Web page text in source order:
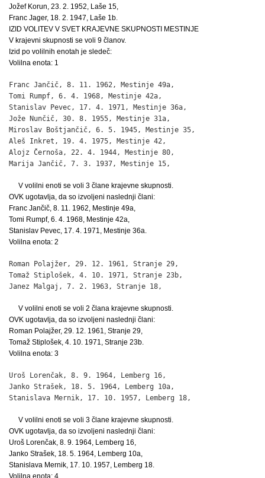
Jožef Korun, 23. 2. 1952, Laše 15,
Franc Jager, 18. 2. 1947, Laše 1b.
IZID VOLITEV V SVET KRAJEVNE SKUPNOSTI MESTINJE
V krajevni skupnosti se voli 9 članov.
Izid po volilnih enotah je sledeč:
Volilna enota: 1
Franc Jančič, 8. 11. 1962, Mestinje 49a,
Tomi Rumpf, 6. 4. 1968, Mestinje 42a,
Stanislav Pevec, 17. 4. 1971, Mestinje 36a,
Jože Nunčič, 30. 8. 1955, Mestinje 31a,
Miroslav Boštjančič, 6. 5. 1945, Mestinje 35,
Aleš Inkret, 19. 4. 1975, Mestinje 42,
Alojz Černoša, 22. 4. 1944, Mestinje 80,
Marija Jančič, 7. 3. 1937, Mestinje 15,
V volilni enoti se voli 3 člane krajevne skupnosti.
OVK ugotavlja, da so izvoljeni naslednji člani:
Franc Jančič, 8. 11. 1962, Mestinje 49a,
Tomi Rumpf, 6. 4. 1968, Mestinje 42a,
Stanislav Pevec, 17. 4. 1971, Mestinje 36a.
Volilna enota: 2
Roman Polajžer, 29. 12. 1961, Stranje 29,
Tomaž Stiplošek, 4. 10. 1971, Stranje 23b,
Janez Malgaj, 7. 2. 1963, Stranje 18,
V volilni enoti se voli 2 člana krajevne skupnosti.
OVK ugotavlja, da so izvoljeni naslednji člani:
Roman Polajžer, 29. 12. 1961, Stranje 29,
Tomaž Stiplošek, 4. 10. 1971, Stranje 23b.
Volilna enota: 3
Uroš Lorenčak, 8. 9. 1964, Lemberg 16,
Janko Strašek, 18. 5. 1964, Lemberg 10a,
Stanislava Mernik, 17. 10. 1957, Lemberg 18,
V volilni enoti se voli 3 člane krajevne skupnosti.
OVK ugotavlja, da so izvoljeni naslednji člani:
Uroš Lorenčak, 8. 9. 1964, Lemberg 16,
Janko Strašek, 18. 5. 1964, Lemberg 10a,
Stanislava Mernik, 17. 10. 1957, Lemberg 18.
Volilna enota: 4